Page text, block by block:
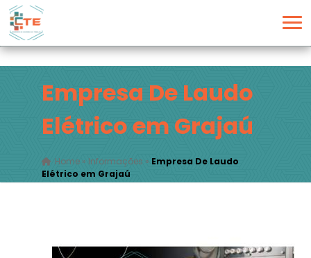
Empresa De Laudo
Elétrico em Grajaú
Home» Informações » Empresa De Laudo
Elétrico em Grajaú